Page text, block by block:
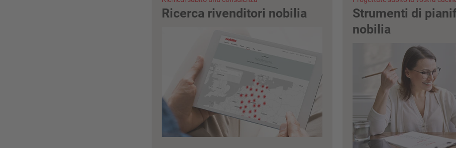
Ricerca rivenditori nobilia
Strumenti di
nobilia